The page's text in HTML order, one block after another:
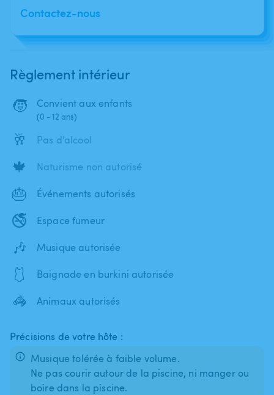
Contactez-nous
Règlement intérieur
🧒 Convient aux enfants
(0 - 12 ans)
🥂 Pas d'alcool
🍁 Naturisme non autorisé
🎂 Événements autorisés
🚭 Espace fumeur
🎶 Musique autorisée
🩱 Baignade en burkini autorisée
🦓 Animaux autorisés
Précisions de votre hôte :
Musique tolérée à faible volume.
Ne pas courir autour de la piscine, ni manger ou
boire dans la piscine.